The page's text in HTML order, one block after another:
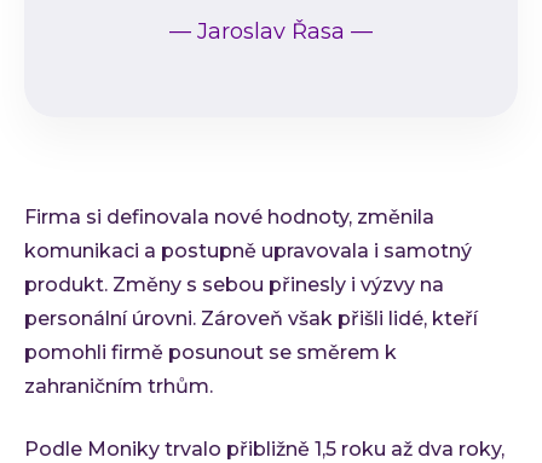
— Jaroslav Řasa —
Firma si definovala nové hodnoty, změnila
komunikaci a postupně upravovala i samotný
produkt. Změny s sebou přinesly i výzvy na
personální úrovni. Zároveň však přišli lidé, kteří
pomohli firmě posunout se směrem k
zahraničním trhům.
Podle Moniky trvalo přibližně 1,5 roku až dva roky,